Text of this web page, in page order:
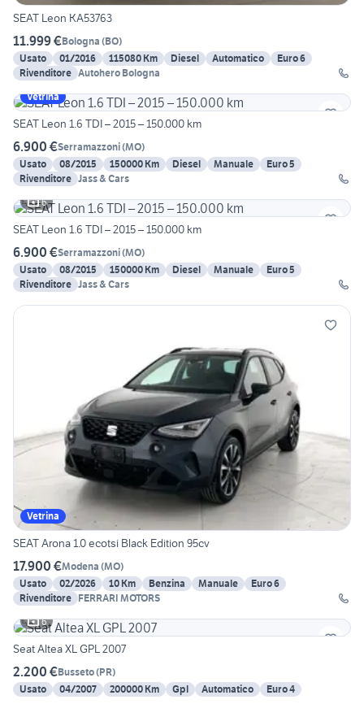
SEAT Leon KA53763
11.999 €Bologna (BO)
Usato
01/2016 115080 Km Diesel Automatico
Euro 6
Rivenditore Autohero Bologna
Vetrina
SEAT Leon 1.6 TDI – 2015 – 150.000 km
6.900 €Serramazzoni(MO)
Usato
08/2015 150000 Km Diesel Manuale
Euro 5
Rivenditore Jass & Cars
6
SEAT Leon 1.6 TDI – 2015 – 150.000 km
6.900 €Serramazzoni(MO)
Usato
08/2015 150000 Km Diesel Manuale
Euro 5
Rivenditore Jass & Cars
Vetrina
SEAT Arona 1.0 ecotsi Black Edition 95cv
17.900 €Modena (MO)
Usato
02/2026 10 Km Benzina Manuale
Euro 6
Rivenditore FERRARI MOTORS
6
Seat Altea XL GPL 2007
2.200 €Busseto(PR)
Usato
04/2007 200000 Km Gpl Automatico
Euro 4